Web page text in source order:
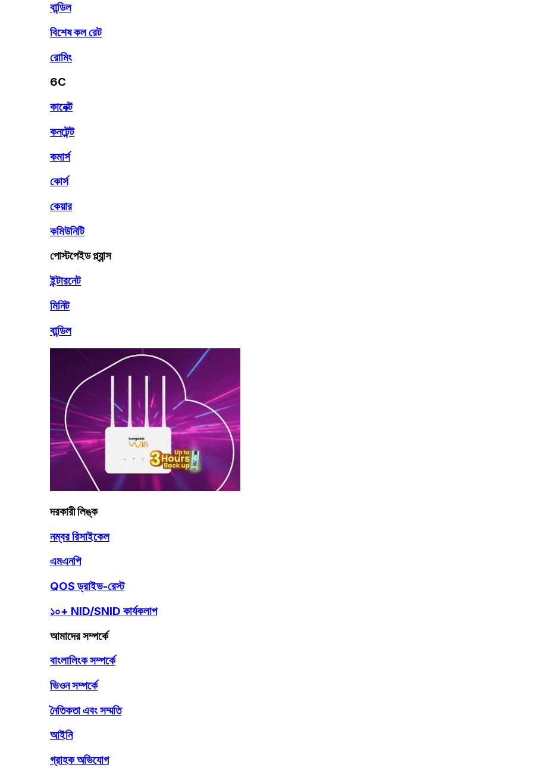
বান্ডিল
বিশেষ কল রেট
রোমিং
6C
কানেক্ট
কনটেন্ট
কমার্স
কোর্স
কেয়ার
কমিউনিটি
পোস্টপেইড প্ল্যান্স
ইন্টারনেট
মিনিট
বান্ডিল
দরকারী লিঙ্ক
নম্বর রিসাইকেল
এমএনপি
QOS ড্রাইভ-রেস্ট
১০+ NID/SNID কার্যকলাপ
আমাদের সম্পর্কে
বাংলালিংক সম্পর্কে
ভিওন সম্পর্কে
নৈতিকতা এবং সম্মতি
আইনি
গ্রাহক অভিযোগ